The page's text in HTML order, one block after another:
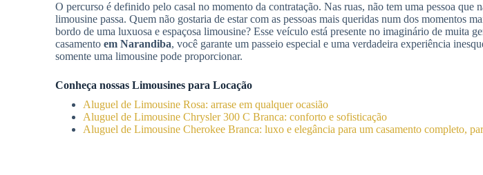
O percurso é definido pelo casal no momento da contratação. Nas ruas, não tem uma pessoa que
limousine passa. Quem não gostaria de estar com as pessoas mais queridas num dos momentos
bordo de uma luxuosa e espaçosa limousine? Esse veículo está presente no imaginário de muita
casamento em Narandiba, você garante um passeio especial e uma verdadeira experiência
somente uma limousine pode proporcionar.
Conheça nossas Limousines para Locação
Aluguel de Limousine Rosa: arrase em qualquer ocasião
Aluguel de Limousine Chrysler 300 C Branca: conforto e sofisticação
Aluguel de Limousine Cherokee Branca: luxo e elegância para um casamento completo,